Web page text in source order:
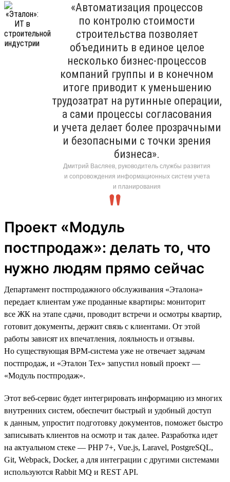
«Автоматизация процессов
по контролю стоимости
строительства позволяет
объединить в единое целое
несколько бизнес-процессов
компаний группы и в конечном
итоге приводит к уменьшению
трудозатрат на рутинные операции,
а сами процессы согласования
и учета делает более прозрачными
и безопасными с точки зрения
бизнеса».
Дмитрий Васляев, руководитель службы развития
и сопровождения информационных систем учета
и планирования
Проект «Модуль
постпродаж»: делать то, что
нужно людям прямо сейчас
Департамент постпродажного обслуживания «Эталона»
передает клиентам уже проданные квартиры: мониторит
все ЖК на этапе сдачи, проводит встречи и осмотры квартир,
готовит документы, держит связь с клиентами. От этой
работы зависят их впечатления, лояльность и отзывы.
Но существующая BPM-система уже не отвечает задачам
постпродаж, и «Эталон Тех» запустил новый проект —
«Модуль постпродаж».
Этот веб-сервис будет интегрировать информацию из многих
внутренних систем, обеспечит быстрый и удобный доступ
к данным, упростит подготовку документов, поможет быстро
записывать клиентов на осмотр и так далее. Разработка идет
на актуальном стеке — PHP 7+, Vue.js, Laravel, PostgreSQL,
Git, Webpack, Docker, а для интеграции с другими системами
используются Rabbit MQ и REST API.